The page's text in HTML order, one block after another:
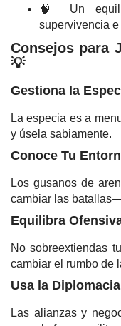
🧠 Un
supervivencia
Consejos para
💡
Gestiona la
La especia es a
y úsela sabiamente.
Conoce Tu
Los gusanos de
cambiar las
Equilibra
No sobreextiendas
cambiar el rumbo de
Usa la Diplomacia
Las alianzas y